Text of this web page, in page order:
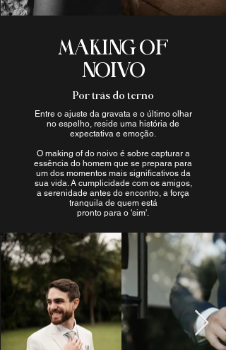
MAKING OF
NOIVO
Por trás do terno
Entre o ajuste da gravata e o último olhar
no espelho, reside uma história de
expectativa e emoção.
O making of do noivo é sobre capturar a
essência do homem que se prepara para
um dos momentos mais significativos da
sua vida. A cumplicidade com os amigos,
a serenidade antes do encontro, a força
tranquila de quem está
pronto para o 'sim'.